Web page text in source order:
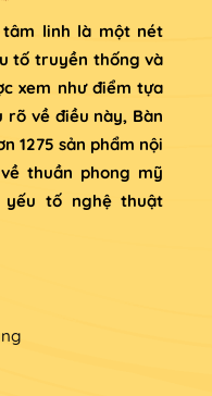
linh là một nét
tố truyền thống và
xem như điểm tựa
rõ về điều này, Bàn
1275 sản phẩm nội
thuần phong mỹ
yếu tố nghệ thuật